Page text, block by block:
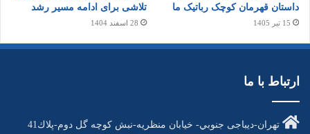
داستان قهرمان کوچک رباتیک ما
15 تیر 1405
تلاشی برای ادامه مسیر رشد
28 اسفند 1404
ارتباط با ما
تهران-دیباجی جنوبي- خیابان منظریه-نبش كوچه گل دوم-پلاك41